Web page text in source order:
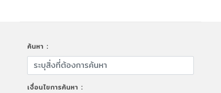
ค้นหา :
เงื่อนไขการค้นหา :